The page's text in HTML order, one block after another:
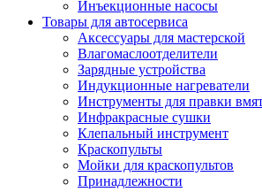
Инъекционные насосы
Товары для автосервиса
Аксессуары для мастерской
Влагомаслоотделители
Зарядные устройства
Индукционные нагреватели
Инструменты для правки
Инфракрасные сушки
Клепальный инструмент
Краскопульты
Мойки для краскопультов
Принадлежности